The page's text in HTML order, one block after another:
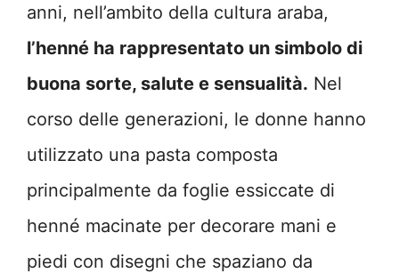
anni, nell’ambito della cultura araba,
l’henné ha rappresentato un simbolo di
buona sorte, salute e sensualità. Nel
corso delle generazioni, le donne hanno
utilizzato una pasta composta
principalmente da foglie essiccate di
henné macinate per decorare mani e
piedi con disegni che spaziano da